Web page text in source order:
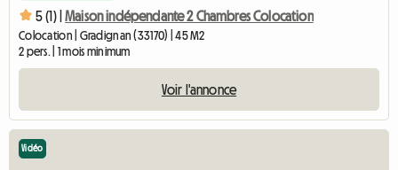
5 (1) | Maison indépendante 2 Chambres Colocation
Colocation | Gradignan (33170) | 45 M2
2 pers. | 1 mois minimum
Voir l'annonce
Vidéo